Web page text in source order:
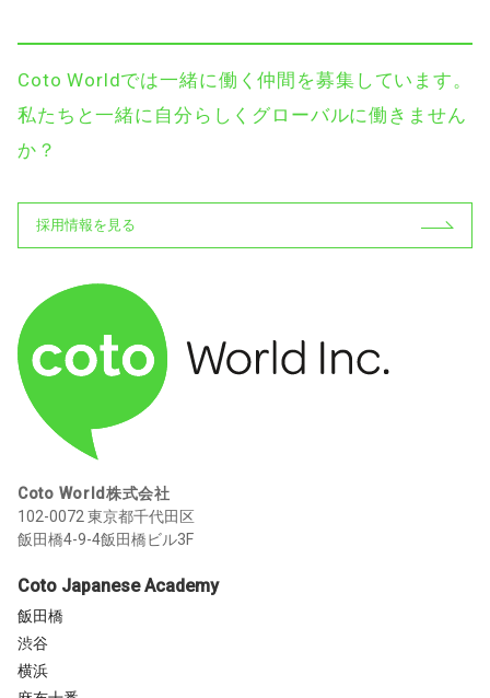
Coto Worldでは一緒に働く仲間を募集しています。
私たちと一緒に自分らしくグローバルに働きません
か？
採用情報を見る
Coto World株式会社
102-0072 東京都千代田区
飯田橋4-9-4飯田橋ビル3F
Coto Japanese Academy
飯田橋
渋谷
横浜